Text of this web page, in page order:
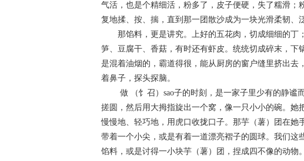
气活，也是个精细活，粉多了，皮子便硬，失了糯滑
复地揉、按、揣，直到那一团散沙成为一块光滑柔韧、
那馅料，更是讲究。上好的五花肉，切成细细的丁
笋、豆腐干、香菇，有时还有虾皮。统统切成碎末，下
是混着油烟的，霸道得很，能从厨房的窗户缝里挤出
着鼻子，探头探脑。
做 （饣召）sao子的时刻，是一家子里少有的静谧
搓圆，然后用大拇指旋出一个窝，像一只小小的碗。她
慢慢地、轻巧地，用虎口收拢口子。那芋（薯）团在
带着一个小尖，或是有着一道漂亮褶子的圆球。我们
馅料，或是讨得一小块芋（薯）团，捏成四不像的动物